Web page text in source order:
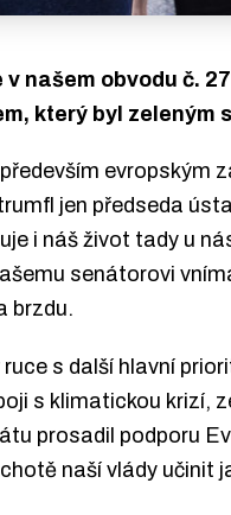
našem obvodu č.
který byl
jen předseda
i náš život tady u
senátorovi
brzdu.
s další hlavní
s klimatickou
prosadil podporu
naší vlády učinit